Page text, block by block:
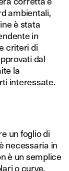
ambientali,
è stata
in
criteri di
dal
la
interessate.
un foglio di
necessaria in
è un semplice
o curve.